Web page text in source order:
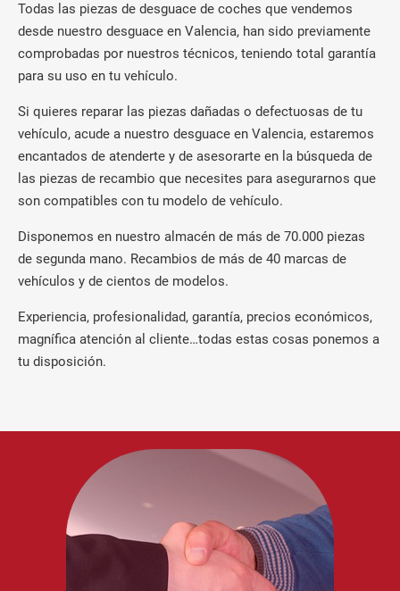
Todas las piezas de desguace de coches que vendemos
desde nuestro desguace en Valencia, han sido previamente
comprobadas por nuestros técnicos, teniendo total garantía
para su uso en tu vehículo.
Si quieres reparar las piezas dañadas o defectuosas de tu
vehículo, acude a nuestro desguace en Valencia, estaremos
encantados de atenderte y de asesorarte en la búsqueda de
las piezas de recambio que necesites para asegurarnos que
son compatibles con tu modelo de vehículo.
Disponemos en nuestro almacén de más de 70.000 piezas
de segunda mano. Recambios de más de 40 marcas de
vehículos y de cientos de modelos.
Experiencia, profesionalidad, garantía, precios económicos,
magnífica atención al cliente…todas estas cosas ponemos a
tu disposición.